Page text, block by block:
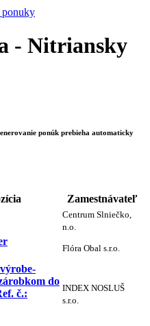
ponuky
- Nitriansky
ponúk prebieha automaticky
Zamestnávateľ
Centrum Slniečko,
n.o.
Flóra Obal s.r.o.
do
č.:
INDEX NOSLUŠ
s.r.o.